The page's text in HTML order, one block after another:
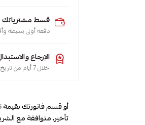
قسط مشترياتك بحد
دفعة أولى بسيطة
الإرجاع
خلال 7 أيام من تاريخ الاستلام، هو حقك تضمنه، حسب سياسة الاسترجاع
أو قسم فاتورتك بقيمة
تأخير، متوافقة مع